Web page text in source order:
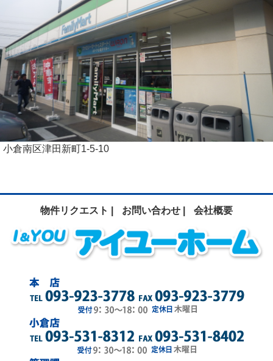
小倉南区津田新町1-5-10‎
物件リクエスト | お問い合わせ | 会社概要